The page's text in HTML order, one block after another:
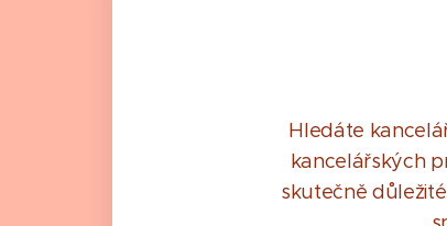
Hledáte
kancelářských
skutečně